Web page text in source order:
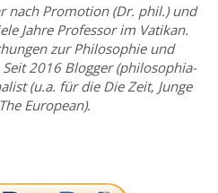
nach Promotion (Dr. phil.) und
Jahre Professor im Vatikan.
zur Philosophie und
2016 Blogger (philosophia-
(u.a. für die Die Zeit, Junge
European).